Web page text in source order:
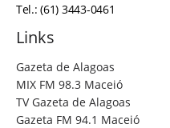
Tel.: (61) 3443-0461
Links
Gazeta de Alagoas
MIX FM 98.3 Maceió
TV Gazeta de Alagoas
Gazeta FM 94.1 Maceió